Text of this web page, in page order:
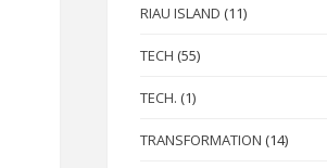
RIAU ISLAND (11)
TECH (55)
TECH. (1)
TRANSFORMATION (14)